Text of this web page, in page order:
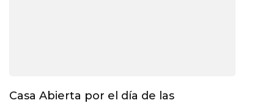
Casa Abierta por el día de las